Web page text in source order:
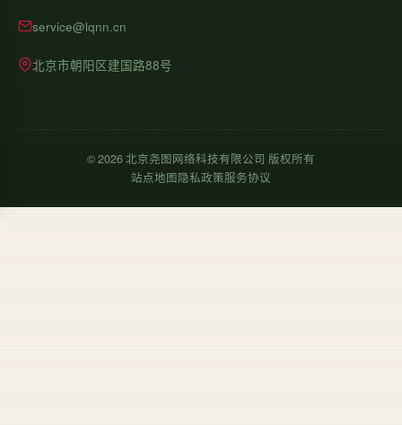
service@lqnn.cn
北京市朝阳区建国路88号
©2026北京尧图网络科技有限公司 版权所有
站点地图隐私政策服务协议